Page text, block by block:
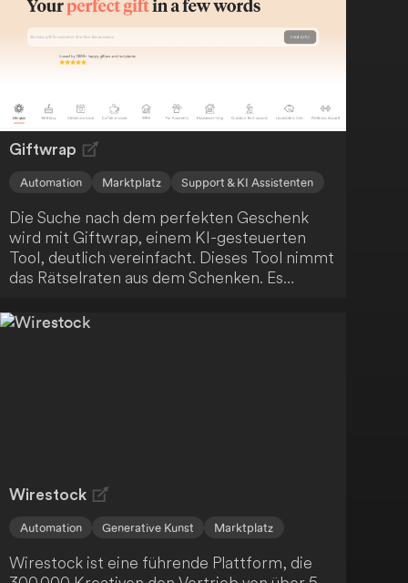
automatisierter Vor- und Nachteile-Analyse
optimiert Penny AI dein Online-
Einkaufserlebnis und unterstützt dich dabei,
Giftwrap
Automation Marktplatz Support & KI Assistenten
Die Suche nach dem perfekten Geschenk
wird mit Giftwrap, einem KI-gesteuerten
Tool, deutlich vereinfacht. Dieses Tool nimmt
das Rätselraten aus dem Schenken. Es
Wirestock
Automation Generative Kunst Marktplatz
Wirestock ist eine führende Plattform, die